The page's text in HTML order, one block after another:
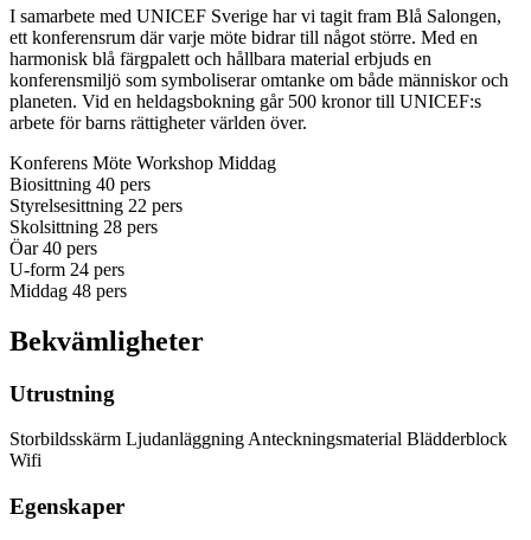
I samarbete med UNICEF Sverige har vi tagit fram Blå Salongen,
ett konferensrum där varje möte bidrar till något större. Med en
harmonisk blå färgpalett och hållbara material erbjuds en
konferensmiljö som symboliserar omtanke om både människor och
planeten. Vid en heldagsbokning går 500 kronor till UNICEF:s
arbete för barns rättigheter världen över.
Konferens Möte Workshop Middag
Biosittning 40 pers
Styrelsesittning 22 pers
Skolsittning 28 pers
Öar 40 pers
U-form 24 pers
Middag 48 pers
Bekvämligheter
Utrustning
Storbildsskärm LjudanläggningAnteckningsmaterial Blädderblock
Wifi
Egenskaper